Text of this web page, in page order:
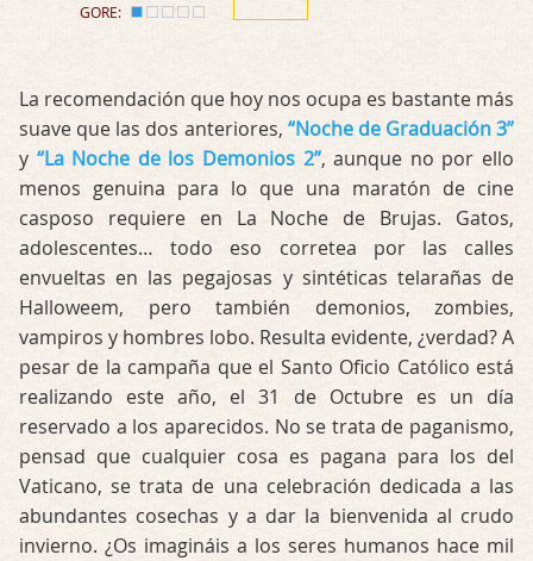
GORE:
La recomendación que hoy nos ocupa es bastante más
suave que las dos anteriores, “Noche de Graduación 3”
y “La Noche de los Demonios 2”, aunque no por ello
menos genuina para lo que una maratón de cine
casposo requiere en La Noche de Brujas. Gatos,
adolescentes… todo eso corretea por las calles
envueltas en las pegajosas y sintéticas telarañas de
Halloweem, pero también demonios, zombies,
vampiros y hombres lobo. Resulta evidente, ¿verdad? A
pesar de la campaña que el Santo Oficio Católico está
realizando este año, el 31 de Octubre es un día
reservado a los aparecidos. No se trata de paganismo,
pensad que cualquier cosa es pagana para los del
Vaticano, se trata de una celebración dedicada a las
abundantes cosechas y a dar la bienvenida al crudo
invierno. ¿Os imagináis a los seres humanos hace mil